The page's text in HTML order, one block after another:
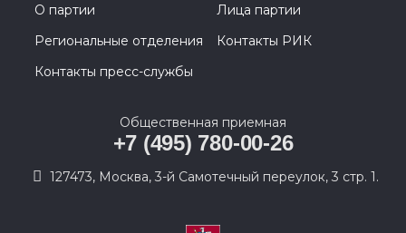
О партии
Лица партии
Региональные отделения
Контакты РИК
Контакты пресс-службы
Общественная приемная
+7 (495) 780-00-26
127473, Москва, 3-й Самотечный переулок, 3 стр. 1.